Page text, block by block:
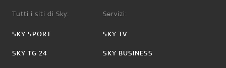
Tutti i siti di Sky:
SKY SPORT
SKY TG 24
Servizi:
SKY TV
SKY BUSINESS